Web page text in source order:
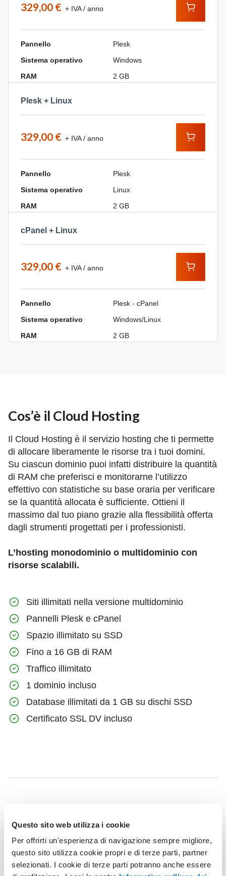
Questo sito web utilizza i cookie
Per offrirti un'esperienza di navigazione sempre migliore,
questo sito utilizza cookie propri e di terze parti, partner
selezionati. I cookie di terze parti potranno anche essere
Pannello
Plesk
Sistema operativo
Windows
RAM
2 GB
329,00 € + IVA / anno
Plesk + Linux
Pannello
Plesk
Sistema operativo
Linux
RAM
2 GB
329,00 € + IVA / anno
cPanel + Linux
Pannello
Plesk - cPanel
Sistema operativo
Windows/Linux
RAM
2 GB
329,00 € + IVA / anno
Cos’è il Cloud Hosting
Il Cloud Hosting è il servizio hosting che ti permette
di allocare liberamente le risorse tra i tuoi domini.
Su ciascun dominio puoi infatti distribuire la quantità
di RAM che preferisci e monitorarne l’utilizzo
effettivo con statistiche su base oraria per verificare
se la quantità allocata è sufficiente. Ottieni il
massimo dal tuo piano grazie alla flessibilità offerta
dagli strumenti progettati per i professionisti.
L’hosting monodominio o multidominio con
risorse scalabili.
Siti illimitati nella versione multidominio
Pannelli Plesk e cPanel
Spazio illimitato su SSD
Fino a 16 GB di RAM
Traffico illimitato
1 dominio incluso
Database illimitati da 1 GB su dischi SSD
Certificato SSL DV incluso